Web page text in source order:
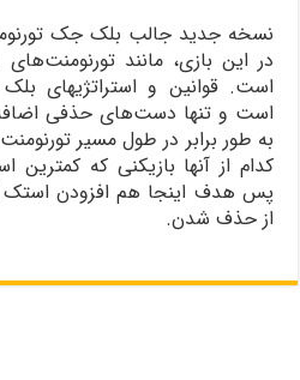
نسخه جدید جالب بلک جک
در این بازی، مانند
است. قوانین و استراتژیهای
است و تنها دست‌های حذفی
به طور برابر در طول مسیر
کدام از آنها بازیکنی که
پس هدف اینجا هم افزودن
از حذف شدن.